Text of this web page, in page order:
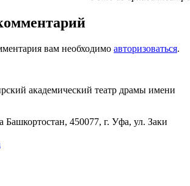
вам необходимо авторизоваться.
академический театр драмы имени
Башкортостан, 450077, г. Уфа, ул. Заки